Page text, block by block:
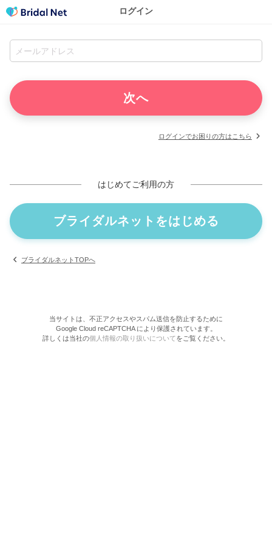
ログイン
ログインでお困りの方はこちら
はじめてご利用の方
ブライダルネットをはじめる
ブライダルネットTOPへ
当サイトは、不正アクセスやスパム送信を防止するために
Google Cloud reCAPTCHA により保護されています。
詳しくは当社の個人情報の取り扱いについてをご覧ください。